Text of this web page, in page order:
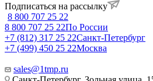
Подписаться на рассылку
8 800 707 25 22
8 800 707 25 22По России
+7 (812) 317 25 22Санкт-Петербург
+7 (499) 450 25 22Москва
sales@1tmp.ru